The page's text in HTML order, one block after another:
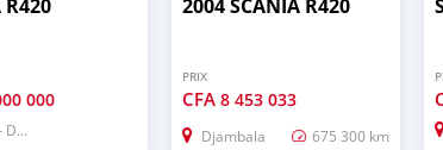
R420
000
2004 SCANIA R420
PRIX
CFA8 453 033
Djambala 675 300 km